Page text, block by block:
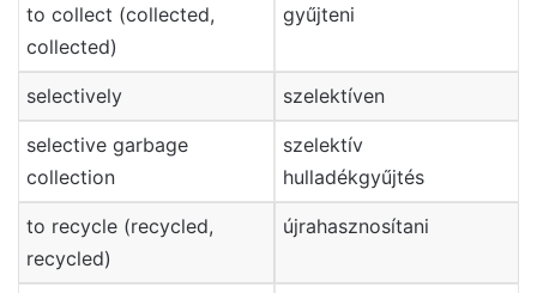
to collect (collected,
collected)
gyűjteni
selectively szelektíven
selective garbage
collection
szelektív
hulladékgyűjtés
to recycle (recycled,
recycled)
újrahasznosítani